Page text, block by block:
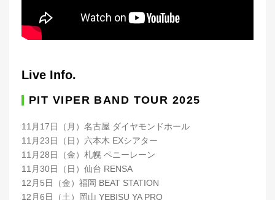
Live Info.
PIT VIPER BAND TOUR 2025
11月17日（月）名古屋 ダイヤモンドホール
11月23日（日）六本木 EXシアター
11月28日（金）札幌 ペニーレーン
11月30日（日）仙台 RENSA
12月5日（金）福岡 BEAT STATION
12月6日（土）岡山 YEBISU YA PRO